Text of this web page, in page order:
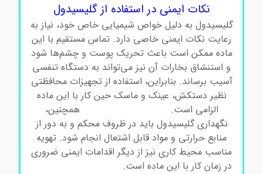
نکات ایمنی در استفاده از گلیسیدول
گلیسیدول به دلیل خواص شیمیایی خاص خود، نیاز به
رعایت نکات ایمنی خاصی دارد. تماس مستقیم با این
ماده ممکن است باعث تحریک پوست و چشم‌ها شود
و استنشاق بخارات آن نیز می‌تواند به دستگاه تنفسی
آسیب برساند. بنابراین، استفاده از تجهیزات محافظتی
نظیر دستکش، عینک و ماسک حین کار با این ماده
الزامی است.گلیسیدول سیگماآلدریچ
همچنین،
نگهداری گلیسیدول باید در ظروف محکم و به دور از
منابع حرارتی و مواد قابل اشتعال انجام شود. تهویه
مناسب محیط کاری نیز از دیگر اقدامات ایمنی ضروری
در زمان کار با این ماده است.گلیسیدول سیگماآلدریچ